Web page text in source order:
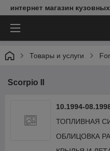
интернет магазин
Товары и услуги
Scorpio II
10.1994-
ТОПЛИВНАЯ
ОБЛИЦОВКА